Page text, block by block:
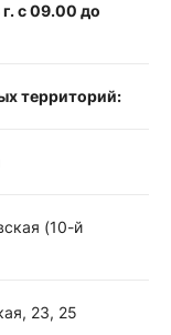
с 09.00 до
территорий:
(10-й
23, 25